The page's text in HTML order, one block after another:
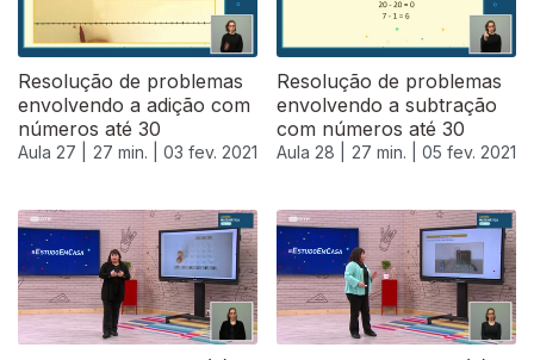
Resolução de problemas
envolvendo a adição com
números até 30
Aula 27 | 27 min. | 03 fev. 2021
Resolução de problemas
envolvendo a subtração
com números até 30
Aula 28 | 27 min. | 05 fev. 2021